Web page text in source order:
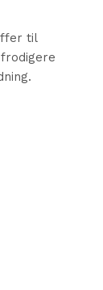
til